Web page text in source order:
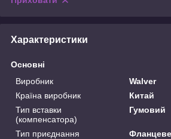
Характеристики
Основні
Виробник
Walver
Країна виробник
Китай
Тип вставки
(компенсатора)
Гумовий
Тип приєднання
Фланцеве